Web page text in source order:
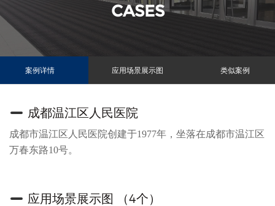
CASES
案例详情 应用场景展示图 类似案例
成都温江区人民医院
成都市温江区人民医院创建于1977年，坐落在成都市温江区
万春东路10号。
应用场景展示图 （4个）